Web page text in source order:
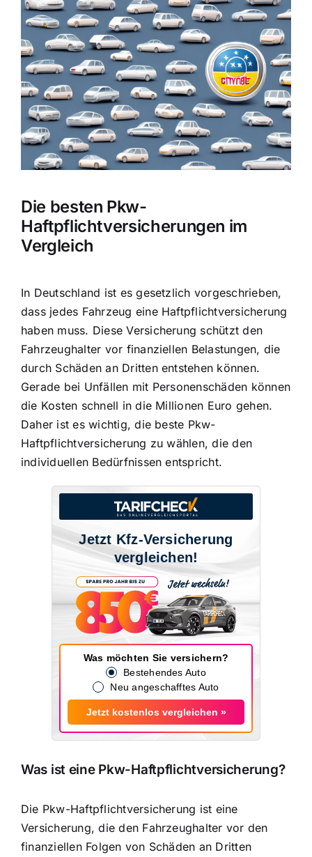
grösseres
Bild
Die besten Pkw-
Haftpflichtversicherungen im
Vergleich
In Deutschland ist es gesetzlich vorgeschrieben,
dass jedes Fahrzeug eine Haftpflichtversicherung
haben muss. Diese Versicherung schützt den
Fahrzeughalter vor finanziellen Belastungen, die
durch Schäden an Dritten entstehen können.
Gerade bei Unfällen mit Personenschäden können
die Kosten schnell in die Millionen Euro gehen.
Daher ist es wichtig, die beste Pkw-
Haftpflichtversicherung zu wählen, die den
individuellen Bedürfnissen entspricht.
Jetzt Kfz-Versicherung
vergleichen!
Was möchten Sie versichern?
Bestehendes Auto
Neu angeschafftes Auto
Jetzt kostenlos vergleichen »
Was ist eine Pkw-Haftpflichtversicherung?
Die Pkw-Haftpflichtversicherung ist eine
Versicherung, die den Fahrzeughalter vor den
finanziellen Folgen von Schäden an Dritten